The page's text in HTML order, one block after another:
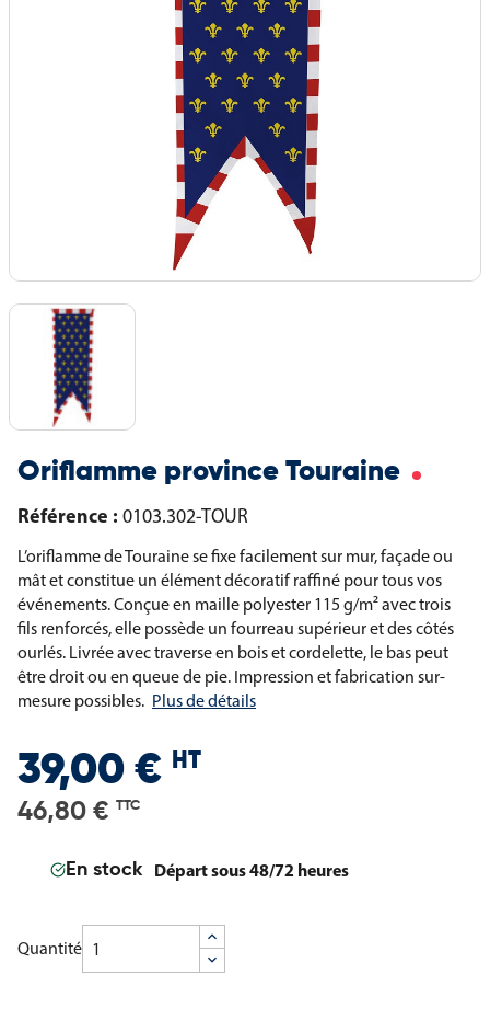
Oriflamme province Touraine
Référence : 0103.302-TOUR
L’oriflamme de Touraine se fixe facilement sur mur, façade ou
mât et constitue un élément décoratif raffiné pour tous vos
événements. Conçue en maille polyester 115 g/m² avec trois
fils renforcés, elle possède un fourreau supérieur et des côtés
ourlés. Livrée avec traverse en bois et cordelette, le bas peut
être droit ou en queue de pie. Impression et fabrication sur-
mesure possibles. Plus de détails
39,00 € HT
46,80 € TTC
En stock Départ sous 48/72 heures
Quantité